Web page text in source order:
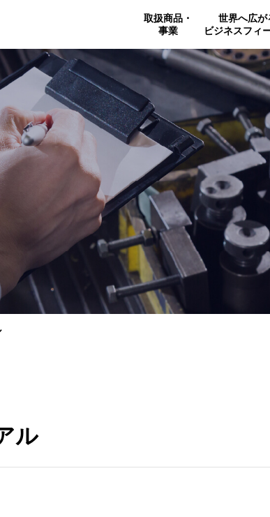
取扱商品・
事業
連事業
業
板 (輸出)
守・修理・複製
食品機械関連事業
食品機械（日本製およ
び海外製）
包装機械（日本製およ
び海外製）
食品原材料（日本製
ベーカリー＆食品ソリ
ューション
駐輪設備
サイクルラック
サイクルルーフ
リニューアル工事
世界へ広が
ビジネスフィ
沿 革 事
ル